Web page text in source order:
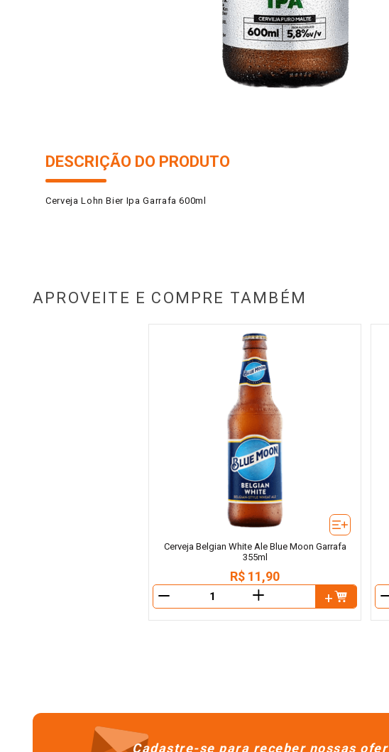
DESCRIÇÃO DO PRODUTO
Cerveja Lohn Bier Ipa Garrafa 600ml
APROVEITE E COMPRE TAMBÉM
Cerveja Belgian White Ale Blue Moon Garrafa
355ml
R$ 11,90
＋
Cadastre-se para receber nossas